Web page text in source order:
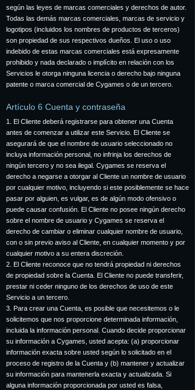
según las leyes de marcas comerciales y derechos de autor.
Todas las demás marcas comerciales, marcas de servicio y
logotipos (incluidos los nombres de productos de terceros)
son propiedad de sus respectivos dueños. El uso o uso
indebido de estas marcas comerciales está expresamente
prohibido y nada declarado o implícito en relación con los
Servicios le otorga ninguna licencia o derecho bajo ninguna
patente o marca comercial de Cygames o de un tercero.
Artículo 6 Cuenta y contraseña
1. El Cliente deberá registrarse para obtener una Cuenta
antes de comenzar a utilizar este Servicio. El Cliente se
asegurará de que el nombre de usuario seleccionado no
incluya información personal, no infrinja los derechos de
ningún tercero y no sea ilegal. Cygames se reserva el
derecho a negarse a otorgar al Cliente un nombre de usuario
por cualquier motivo, incluyendo si este posiblemente se hace
pasar por alguien, es vulgar, es de algún modo ofensivo o
puede causar confusión. El Cliente no posee ningún derecho
sobre el nombre de usuario y Cygames se reserva el
derecho de cambiar o eliminar cualquier nombre de usuario,
con o sin previo aviso al Cliente, en cualquier momento y por
cualquier motivo a su entera discreción.
2. El Cliente reconoce que no tendrá propiedad ni derechos
de propiedad sobre la Cuenta. El Cliente no puede transferir,
prestar ni ceder ninguno de los derechos de uso de este
Servicio a un tercero.
3. Para crear una Cuenta, es posible que necesitemos o le
solicitemos que nos proporcione determinada información,
incluida la información personal. Cuando decide proporcionar
su información a Cygames, usted acepta: (a) proporcionar
información exacta sobre usted según lo solicitado en el
proceso de registro de la Cuenta y (b) mantener y actualizar
su información para mantenerla exacta y actualizada. Si
alguna información proporcionada por usted es falsa,